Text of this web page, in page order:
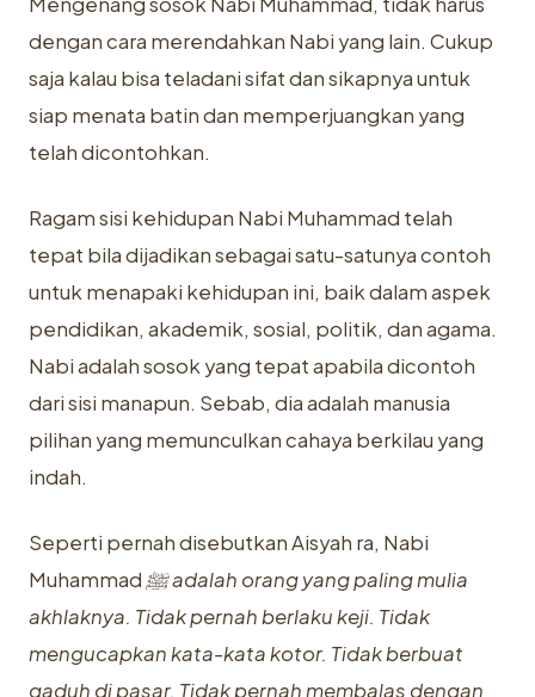
dengan cara merendahkan Nabi yang lain. Cukup
saja kalau bisa teladani sifat dan sikapnya untuk
siap menata batin dan memperjuangkan yang
telahdicontohkan.
Ragam sisi kehidupan Nabi Muhammad telah
tepat bila dijadikan sebagai satu-satunya contoh
untuk menapaki kehidupan ini, baik dalam aspek
pendidikan, akademik, sosial, politik, dan agama.
Nabi adalah sosok yang tepat apabila dicontoh
dari sisi manapun. Sebab, dia adalah manusia
pilihan yang memunculkan cahaya berkilau yang
indah.
Seperti pernah disebutkan Aisyah ra, Nabi
Muhammad ﷺ adalah orang yang paling mulia
akhlaknya. Tidak pernah berlaku keji. Tidak
mengucapkan kata-kata kotor. Tidak berbuat
gaduh di pasar. Tidak pernah membalas dengan